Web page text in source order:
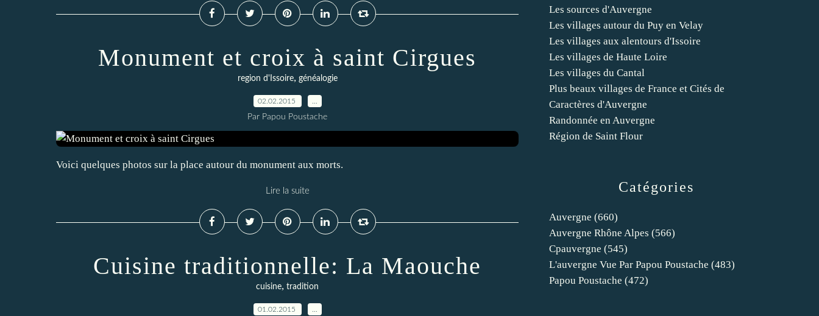
Monument et croix à saint Cirgues
region d'Issoire, généalogie
02.02.2015
Par Papou Poustache
Voici quelques photos sur la place autour du monument aux morts.
Lire la suite
Cuisine traditionnelle: La Maouche
cuisine, tradition
01.02.2015
Catégories
Auvergne (660)
Auvergne Rhône Alpes (566)
Cpauvergne (545)
L'auvergne Vue Par Papou Poustache (483)
Papou Poustache (472)
Les sources d'Auvergne
Les villages autour du Puy en Velay
Les villages aux alentours d'Issoire
Les villages de Haute Loire
Les villages du Cantal
Plus beaux villages de France et Cités de
Caractères d'Auvergne
Randonnée en Auvergne
Région de Saint Flour